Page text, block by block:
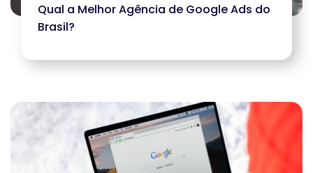
Qual a Melhor Agência de Google Ads do
Brasil?